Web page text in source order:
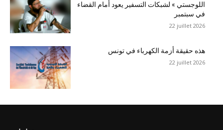
اللوجستي » لشبكات التسفير يعود أمام القضاء
في سبتمبر
22 juillet 2026
هذه حقيقة أزمة الكهرباء في تونس
22 juillet 2026